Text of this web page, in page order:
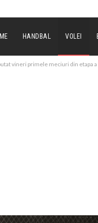
HANDBAL VOLEI
vineri primele meciuri din etapa